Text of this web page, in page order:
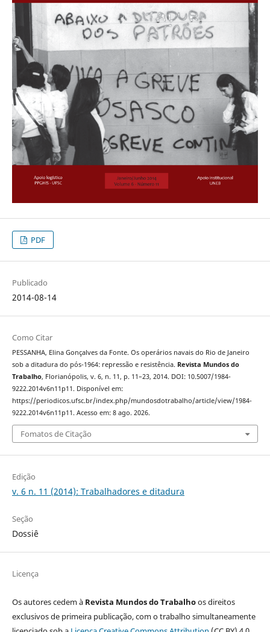
PDF
Publicado
2014-08-14
Como Citar
PESSANHA, Elina Gonçalves da Fonte. Os operários navais do Rio de Janeiro
sob a ditadura do pós-1964: repressão e resistência. Revista Mundos do
Trabalho, Florianópolis, v. 6, n. 11, p. 11–23, 2014. DOI: 10.5007/1984-
9222.2014v6n11p11. Disponível em:
https://periodicos.ufsc.br/index.php/mundosdotrabalho/article/view/1984-
9222.2014v6n11p11. Acesso em: 8 ago. 2026.
Fomatos de Citação
Edição
v. 6 n. 11 (2014): Trabalhadores e ditadura
Seção
Dossiê
Licença
Os autores cedem à Revista Mundos do Trabalhoos direitos
exclusivos de primeira publicação, com o trabalho simultaneamente